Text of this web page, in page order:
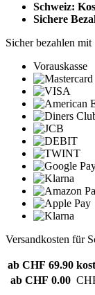
Schweiz:
Sichere
Sicher bezahlen mit
Vorauskasse
Versandkosten für
ab CHF 69.90
ab CHF 0.00